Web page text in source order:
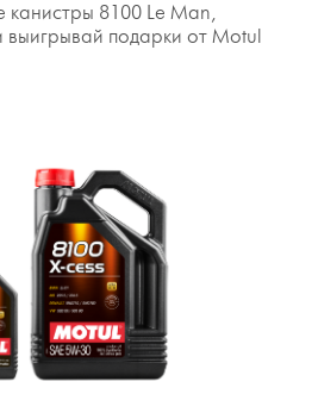
канистры 8100 Le Man,
выигрывай подарки от Motul